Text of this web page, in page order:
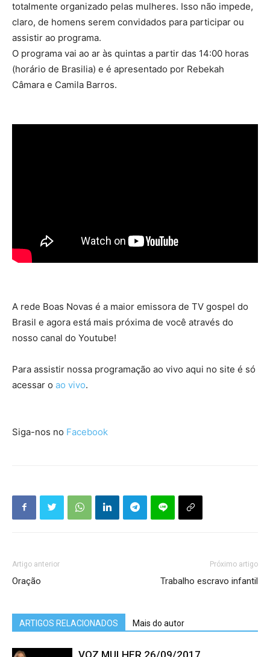
totalmente organizado pelas mulheres. Isso não impede,
claro, de homens serem convidados para participar ou
assistir ao programa.
O programa vai ao ar às quintas a partir das 14:00 horas
(horário de Brasilia) e é apresentado por Rebekah
Câmara e Camila Barros.
A rede Boas Novas é a maior emissora de TV gospel do
Brasil e agora está mais próxima de você através do
nosso canal do Youtube!
Para assistir nossa programação ao vivo aqui no site é só
acessar o ao vivo.
Siga-nos no Facebook
Artigo anterior
Oração
Próximo artigo
Trabalho escravo infantil
ARTIGOS RELACIONADOS Mais do autor
VOZ MULHER 26/09/2017